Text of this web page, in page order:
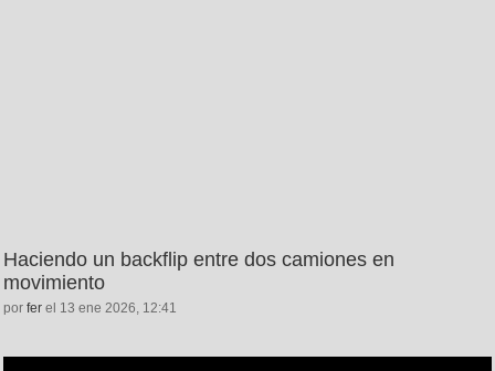
Haciendo un backflip entre dos camiones en
movimiento
por fer el 13 ene 2026, 12:41